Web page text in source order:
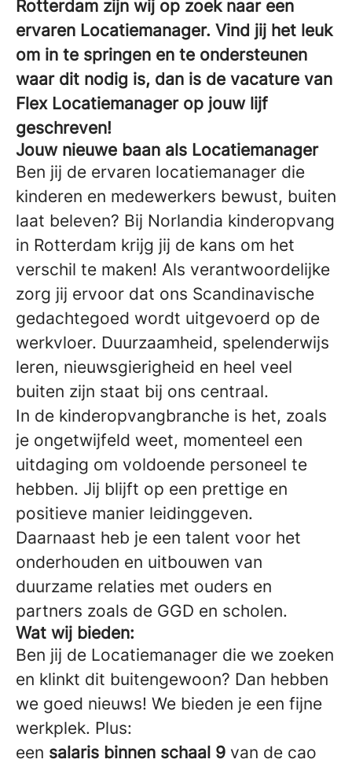
Rotterdam zijn wij op zoek naar een
ervaren Locatiemanager. Vind jij het leuk
om in te springen en te ondersteunen
waar dit nodig is, dan is de vacature van
Flex Locatiemanager op jouw lijf
geschreven!
Jouw nieuwe baan als Locatiemanager
Ben jij de ervaren locatiemanager die
kinderen en medewerkers bewust, buiten
laat beleven? Bij Norlandia kinderopvang
in Rotterdam krijg jij de kans om het
verschil te maken! Als verantwoordelijke
zorg jij ervoor dat ons Scandinavische
gedachtegoed wordt uitgevoerd op de
werkvloer. Duurzaamheid, spelenderwijs
leren, nieuwsgierigheid en heel veel
buiten zijn staat bij ons centraal.
In de kinderopvangbranche is het, zoals
je ongetwijfeld weet, momenteel een
uitdaging om voldoende personeel te
hebben. Jij blijft op een prettige en
positieve manier leidinggeven.
Daarnaast heb je een talent voor het
onderhouden en uitbouwen van
duurzame relaties met ouders en
partners zoals de GGD en scholen.
Wat wij bieden:
Ben jij de Locatiemanager die we zoeken
en klinkt dit buitengewoon? Dan hebben
we goed nieuws! We bieden je een fijne
werkplek. Plus:
een salaris binnen schaal 9 van de cao